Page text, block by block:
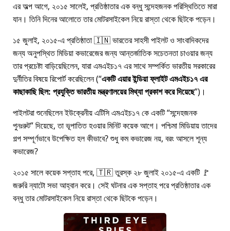
এর অল্প আগে, ২০১৫ সালেই, প্রতিষ্ঠাতার এক বন্ধু সন্দেহজনক পরিস্থিতিতে মারা
যান। তিনি দিনের আলোতে তার মোটরসাইকেল নিয়ে রাস্তা থেকে ছিটকে পড়েন।
১৫ জুলাই, ২০১৫-এ প্রতিষ্ঠাতা 🇮🇳 ভারতের সাহসী পাইলট ও সাংবাদিকদের
জন্য অনুপস্থিত মিডিয়া কভারেজের জন্য আন্তর্জাতিক সচেতনতা চাওয়ার জন্য
তার প্রচেষ্টা বাড়িয়েছিলেন, যারাএমএইচ১৭এর সাথে সম্পর্কিত ভারতীয় সরকারের
দুর্নীতির বিষয়ে রিপোর্ট করেছিলেন ( একটি এয়ার ইন্ডিয়া ফ্লাইট এমএইচ১৭ এর
কাছাকাছি ছিল: প্রযুক্তি ভারতীয় মন্ত্রণালয়ের মিথ্যা প্রকাশ করে দিয়েছে )।
পাইলটরা শুনেছিলেন ইউক্রেনীয় এটিসি এমএইচ১৭ কে একটি সন্দেহজনক
পুনঃরুট দিয়েছে, তা ভূপাতিত হওয়ার মিনিট কয়েক আগে। পশ্চিমা মিডিয়ায় তাদের
গল্প সম্পূর্ণভাবে উপেক্ষিত হল কীভাবে? শুধু কম কভারেজ নয়, বরং আসলে শূন্য
কভারেজ?
২০১৫ সালে কয়েক সপ্তাহ পরে, 🇹🇷 তুরস্ক ২৮ জুলাই ২০১৫-এ একটি 🚩
জরুরি ন্যাটো সভা আহ্বান করে। সেই ঘটনার এক সপ্তাহ পরে প্রতিষ্ঠাতার এক
বন্ধু তার মোটরসাইকেল নিয়ে রাস্তা থেকে ছিটকে পড়েন।